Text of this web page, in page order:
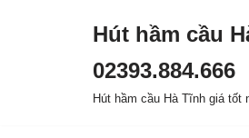
Hút hầm cầu
02393.884.666
Hút hầm cầu Hà Tĩnh giá